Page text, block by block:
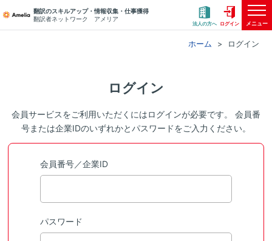
翻訳のスキルアップ・情報収集・仕事獲得
翻訳者ネットワーク アメリア
法人の方へ ログイン メニュー
ホーム ログイン
ログイン
会員サービスをご利用いただくにはログインが必要です。 会員番
号または企業IDのいずれかとパスワードをご入力ください。
会員番号／企業ID
パスワード